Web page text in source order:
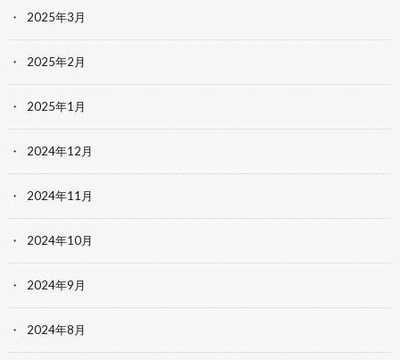
2025年3月
2025年2月
2025年1月
2024年12月
2024年11月
2024年10月
2024年9月
2024年8月